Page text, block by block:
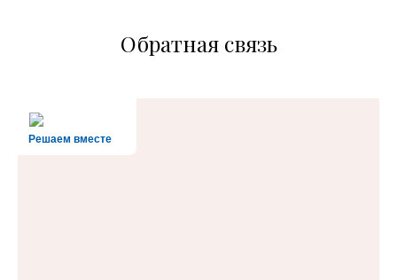
Обратная связь
Решаем вместе